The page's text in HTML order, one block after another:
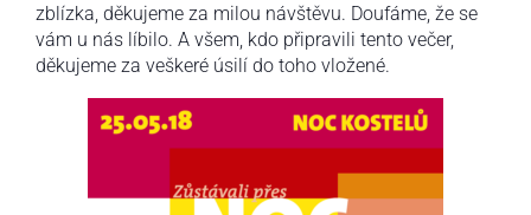
zblízka, děkujeme za milou návštěvu. Doufáme, že se
vám u nás líbilo. A všem, kdo připravili tento večer,
děkujeme za veškeré úsilí do toho vložené.